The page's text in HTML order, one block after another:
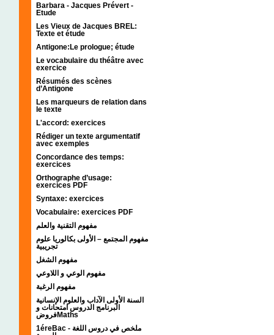
Barbara - Jacques Prévert -
Etude
Les Vieux de Jacques BREL:
Texte et étude
Antigone:Le prologue; étude
Le vocabulaire du théâtre avec
exercice
Résumés des scènes
d’Antigone
Les marqueurs de relation dans
le texte
L'accord: exercices
Rédiger un texte argumentatif
avec exemples
Concordance des temps:
exercices
Orthographe d’usage:
exercices PDF
Syntaxe: exercices
Vocabulaire: exercices PDF
مفهوم التقنية والعلم
مفهوم المجتمع – الأولى بكالوريا علوم
تجريبية
مفهوم الشغل
مفهوم الوعي و اللاوعي
مفهوم الرغبة
السنة الأولى الآداب والعلوم الإنسانية
البرنامج الدروس امتحانات و
فروضMaths
1éreBac - ملخص في دروس اللغة